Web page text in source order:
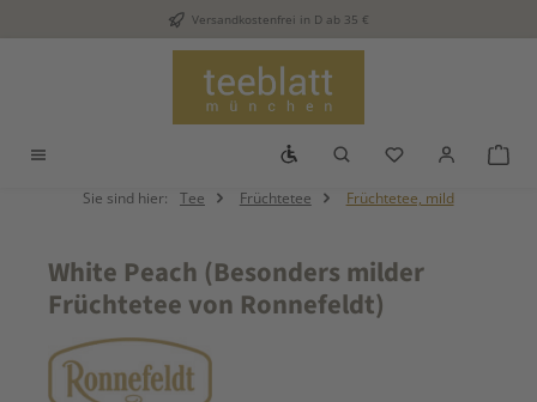
Zum Hauptinhalt springenVersandkostenfrei in D ab 35 €
Werkzeugleiste anzeigen
Du hast 0
Sie sind hier: Tee Früchtetee Früchtetee, mild
White Peach (Besonders milder
Früchtetee von Ronnefeldt)